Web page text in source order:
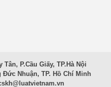
P.Cầu Giấy, TP.Hà Nội
Nhuận, TP. Hồ Chí Minh